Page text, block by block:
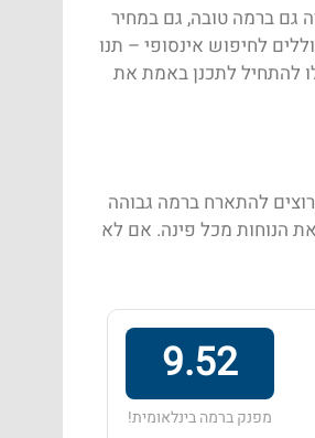
גם ברמה טובה, גם במחיר
לחיפוש אינסופי – תנו
להתחיל לתכנן באמת את
להתארח ברמה גבוהה
הנוחות מכל פינה. אם לא
9.52
מפנק ברמה בינלאומית!